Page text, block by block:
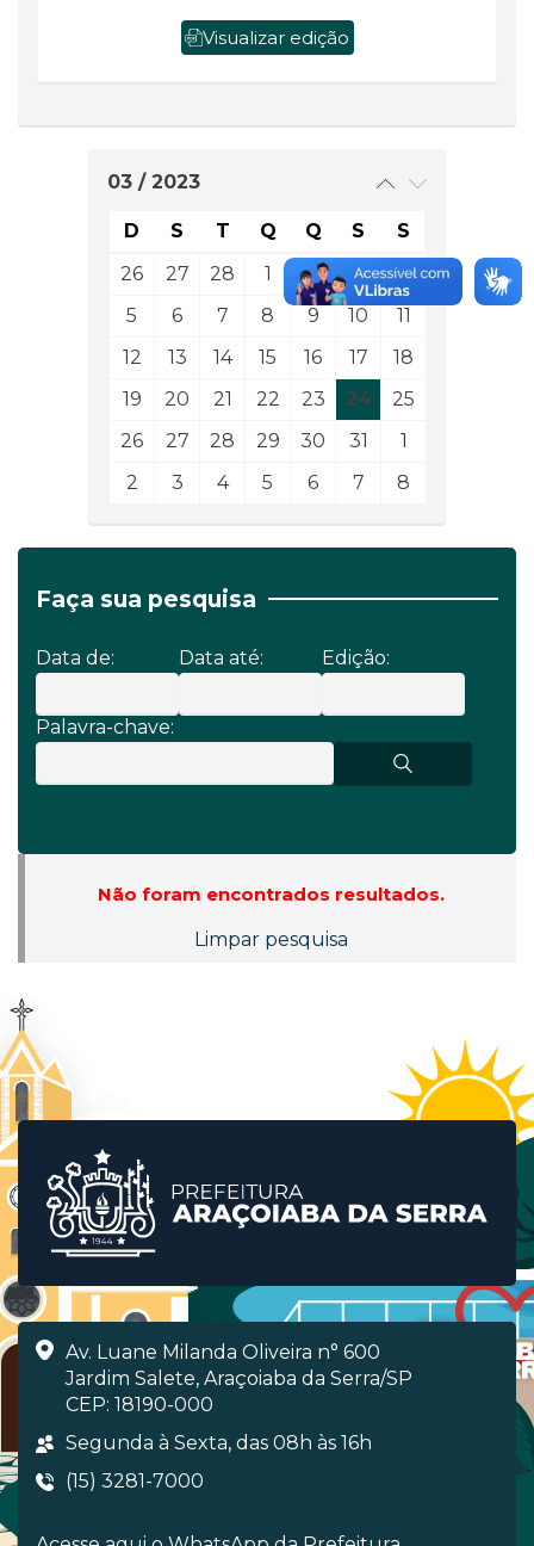
Visualizar edição
03 / 2023
D S T Q Q S
S
26
27 28 1 2 3
4
5
6 7 8 9 10
11
12
13 14 15 16 17
18
19
20 21 22 23 24
25
26
27 28 29 30 31
1
2
3 4 5 6 7 8
Faça sua pesquisa
Data de: Data até: Edição:
Palavra-chave:
Não foram encontrados resultados.
Limpar pesquisa
Av. Luane Milanda Oliveira n° 600
Jardim Salete, Araçoiaba da Serra/SP
CEP: 18190-000
Segunda à Sexta, das 08h às 16h
(15) 3281-7000